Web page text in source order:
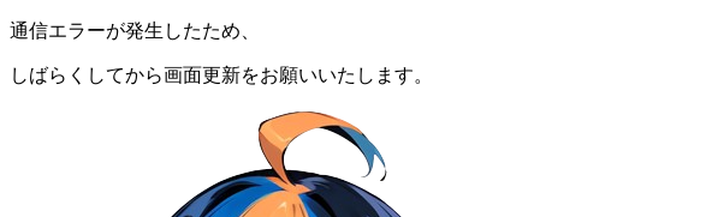
通信エラーが発生したため、
しばらくしてから画面更新をお願いいたします。